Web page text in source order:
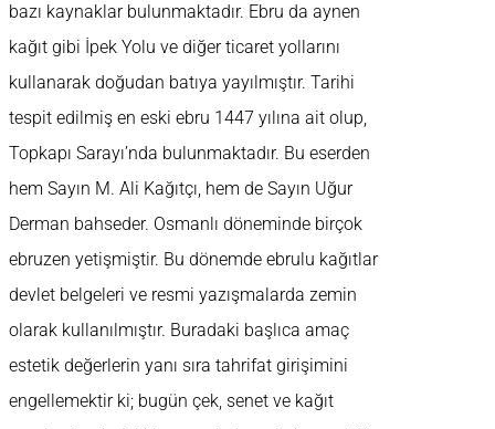
bazı kaynaklar bulunmaktadır. Ebru da aynen
kağıt gibi İpek Yolu ve diğer ticaret yollarını
kullanarak doğudan batıya yayılmıştır. Tarihi
tespit edilmiş en eski ebru 1447 yılına ait olup,
Topkapı Sarayı’nda bulunmaktadır. Bu eserden
hem Sayın M. Ali Kağıtçı, hem de Sayın Uğur
Derman bahseder. Osmanlı döneminde birçok
ebruzen yetişmiştir. Bu dönemde ebrulu kağıtlar
devlet belgeleri ve resmi yazışmalarda zemin
olarak kullanılmıştır. Buradaki başlıca amaç
estetik değerlerin yanı sıra tahrifat girişimini
engellemektir ki; bugün çek, senet ve kağıt